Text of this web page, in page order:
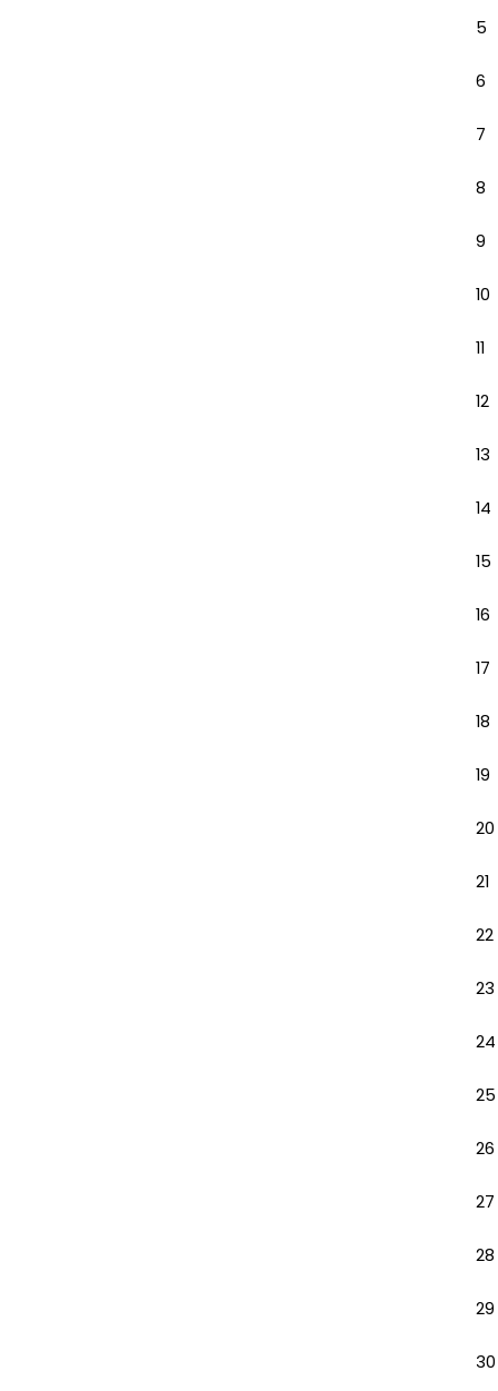
5
6
7
8
9
10
11
12
13
14
15
16
17
18
19
20
21
22
23
24
25
26
27
28
29
30